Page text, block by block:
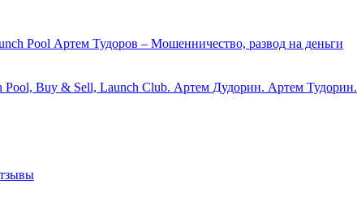
Pool Артем Тудоров – Мошенничество, развод на деньги
Buy & Sell, Launch Club. Артем Дудорин. Артем Тудорин.